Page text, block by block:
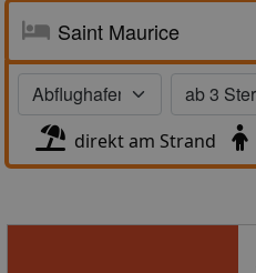
direkt am Strand